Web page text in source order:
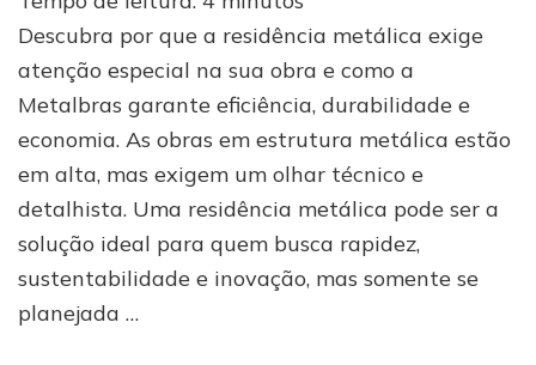
que
residência
metálica
maior
atenção
na
obra
Descubra por que a residência metálica exige
atenção especial na sua obra e como a
Metalbras garante eficiência, durabilidade e
economia. As obras em estrutura metálica estão
em alta, mas exigem um olhar técnico e
detalhista. Uma residência metálica pode ser a
solução ideal para quem busca rapidez,
sustentabilidade e inovação, mas somente se
planejada …